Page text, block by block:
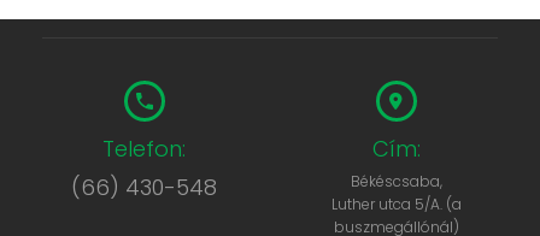
Telefon:
(66) 430-548
Cím:
Békéscsaba,
Luther utca 5/A. (a
buszmegállónál)